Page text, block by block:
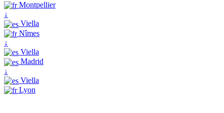
Montpellier
↓
Viella
Nîmes
↓
Viella
Madrid
↓
Viella
Lyon